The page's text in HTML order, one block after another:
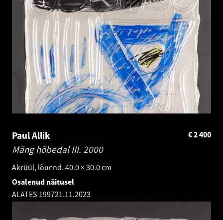
Paul Allik
Mäng hõbedal III. 2000
Akrüül, lõuend. 40.0 × 30.0 cm
2 400
€
Osalenud näitusel
ALATES 199721.11.2023